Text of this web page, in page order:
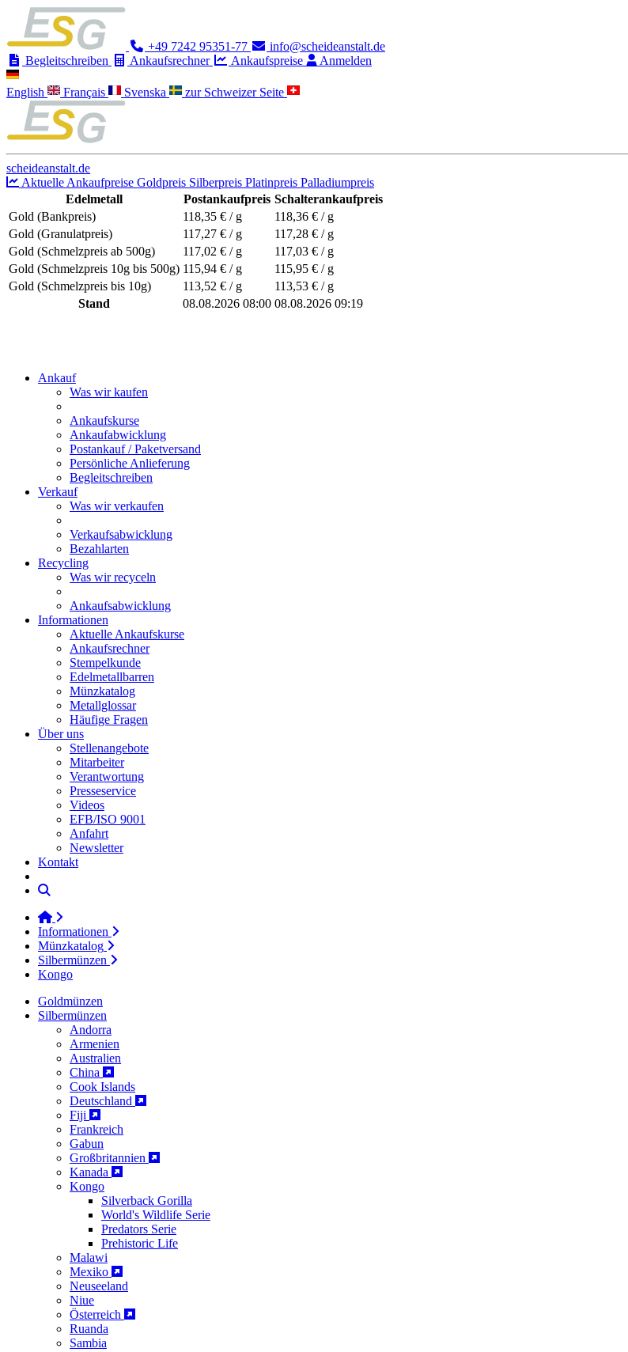
+49 7242 95351-77
info@scheideanstalt.de
Begleitschreiben
Ankaufsrechner Ankaufspreise Anmelden
English Français Svenska zur Schweizer Seite
scheideanstalt.de
Aktuelle Ankaufpreise Goldpreis Silberpreis Platinpreis Palladiumpreis
Edelmetall
Postankaufpreis Schalterankaufpreis
Gold (Bankpreis)
118,35 € / g 118,36 € / g
Gold (Granulatpreis)
117,27 € / g 117,28 € / g
Gold (Schmelzpreis ab 500g)
117,02 € / g 117,03 € / g
Gold (Schmelzpreis 10g bis 500g) 115,94 € / g 115,95 € / g
Gold (Schmelzpreis bis 10g)
113,52 € / g 113,53 € / g
Stand
08.08.2026 08:00 08.08.2026 09:19
Ankauf
Was wir kaufen
Ankaufskurse
Ankaufabwicklung
Postankauf / Paketversand
Persönliche Anlieferung
Begleitschreiben
Verkauf
Was wir verkaufen
Verkaufsabwicklung
Bezahlarten
Recycling
Was wir recyceln
Ankaufsabwicklung
Informationen
Aktuelle Ankaufskurse
Ankaufsrechner
Stempelkunde
Edelmetallbarren
Münzkatalog
Metallglossar
Häufige Fragen
Über uns
Stellenangebote
Mitarbeiter
Verantwortung
Presseservice
Videos
EFB/ISO 9001
Anfahrt
Newsletter
Kontakt
Informationen
Münzkatalog
Silbermünzen
Kongo
Goldmünzen
Silbermünzen
Andorra
Armenien
Australien
China
Cook Islands
Deutschland
Fiji
Frankreich
Gabun
Großbritannien
Kanada
Kongo
Silverback Gorilla
World's Wildlife Serie
Predators Serie
Prehistoric Life
Malawi
Mexiko
Neuseeland
Niue
Österreich
Ruanda
Sambia